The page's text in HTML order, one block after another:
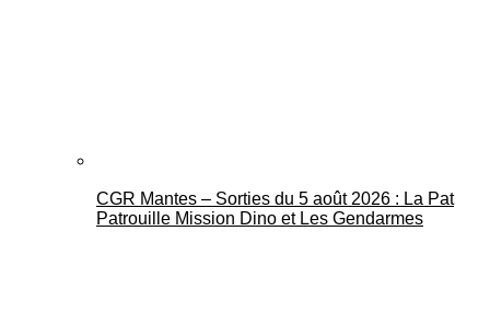
CGR Mantes – Sorties du 5 août 2026 : La Pat
Patrouille Mission Dino et Les Gendarmes